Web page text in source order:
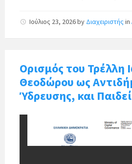
Ιούλιος 23, 2026by Διαχειριστής in
Ορισμός του Τρέλλη
Θεοδώρου ως
Ύδρευσης, και